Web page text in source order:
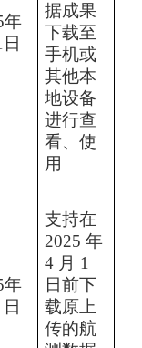
年
日
据成果
下载至
手机或
其他本
地设备
进行查
看、使
用
年
日
支持在
2025 年
4 月 1
日前下
载原上
传的航